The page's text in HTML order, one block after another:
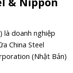
là doanh nghiệp
China Steel
(Nhật Bản)